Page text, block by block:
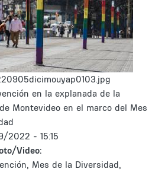
en la explanada de la
Montevideo en el marco del Mes
2022 - 15:15
Video:
Mes de la Diversidad,